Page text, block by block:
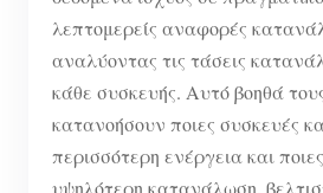
λεπτομερείς αναφορές
αναλύοντας τις τάσεις
κάθε συσκευής. Αυτό βοηθά
κατανοήσουν ποιες συσκευές
περισσότερη ενέργεια και
υψηλότερη κατανάλωση,